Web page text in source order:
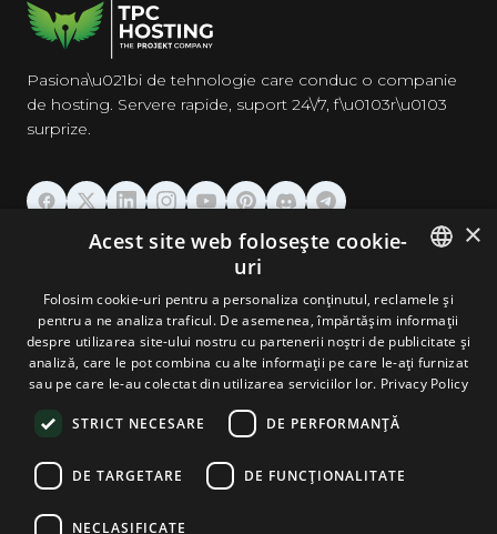
Pasiona\u021bi de tehnologie care conduc o companie
de hosting. Servere rapide, suport 24\/7, f\u0103r\u0103
surprize.
GĂZDUIRE
DOMENII & EMAIL
UNELTE & SECURITATE
COMPANIE
ENGLISH
GERMAN
ROMANIAN
×
Acest site web folosește cookie-
uri
Folosim cookie-uri pentru a personaliza conținutul, reclamele și
pentru a ne analiza traficul. De asemenea, împărtășim informații
despre utilizarea site-ului nostru cu partenerii noștri de publicitate și
analiză, care le pot combina cu alte informații pe care le-ați furnizat
sau pe care le-au colectat din utilizarea serviciilor lor. Privacy Policy
STRICT NECESARE DE PERFORMANȚĂ
DE TARGETARE DE FUNCŢIONALITATE
NECLASIFICATE